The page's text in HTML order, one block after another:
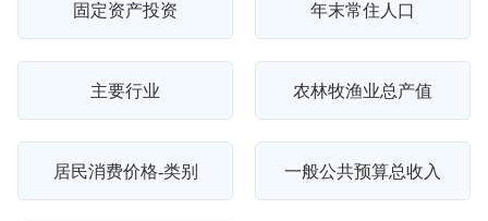
固定资产投资 年末常住人口
主要行业 农林牧渔业总产值
居民消费价格-类别 一般公共预算总收入